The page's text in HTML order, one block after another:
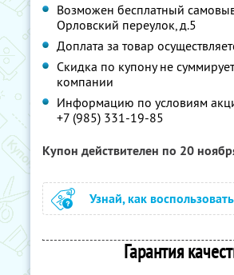
Возможен бесплатный
Орловский переулок, д.5
Доплата за товар
Скидка по купону не
компании
Информацию по условиям
+7 (985) 331-19-85
Купон действителен по 20
Узнай, как
Гарантия